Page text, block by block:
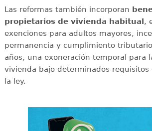
Las reformas también incorporan
propietarios de vivienda habitual,
exenciones para adultos mayores,
permanencia y cumplimiento
años, una exoneración temporal para
vivienda bajo determinados requisitos
la ley.